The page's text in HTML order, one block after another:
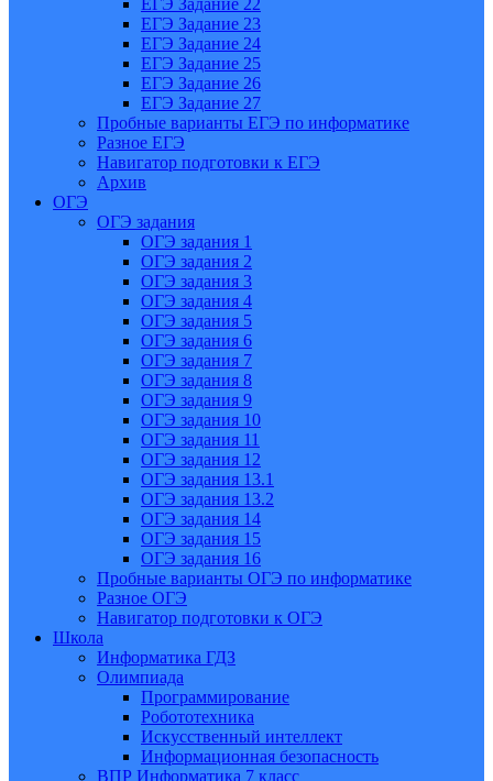
ЕГЭ Задание 22
ЕГЭ Задание 23
ЕГЭ Задание 24
ЕГЭ Задание 25
ЕГЭ Задание 26
ЕГЭ Задание 27
Пробные варианты ЕГЭ по информатике
Разное ЕГЭ
Навигатор подготовки к ЕГЭ
Архив
ОГЭ
ОГЭ задания
ОГЭ задания 1
ОГЭ задания 2
ОГЭ задания 3
ОГЭ задания 4
ОГЭ задания 5
ОГЭ задания 6
ОГЭ задания 7
ОГЭ задания 8
ОГЭ задания 9
ОГЭ задания 10
ОГЭ задания 11
ОГЭ задания 12
ОГЭ задания 13.1
ОГЭ задания 13.2
ОГЭ задания 14
ОГЭ задания 15
ОГЭ задания 16
Пробные варианты ОГЭ по информатике
Разное ОГЭ
Навигатор подготовки к ОГЭ
Школа
Информатика ГДЗ
Олимпиада
Программирование
Робототехника
Искусственный интеллект
Информационная безопасность
ВПР Информатика 7 класс